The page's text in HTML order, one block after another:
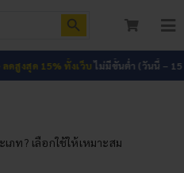
ทั้งเว็บไม่มีขั้นต่ำ (วันนี้ – 15 สิงหาคม
ภท? เลือกใช้ให้เหมาะสม